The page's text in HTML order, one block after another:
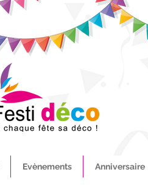
Evènements Anniversaire